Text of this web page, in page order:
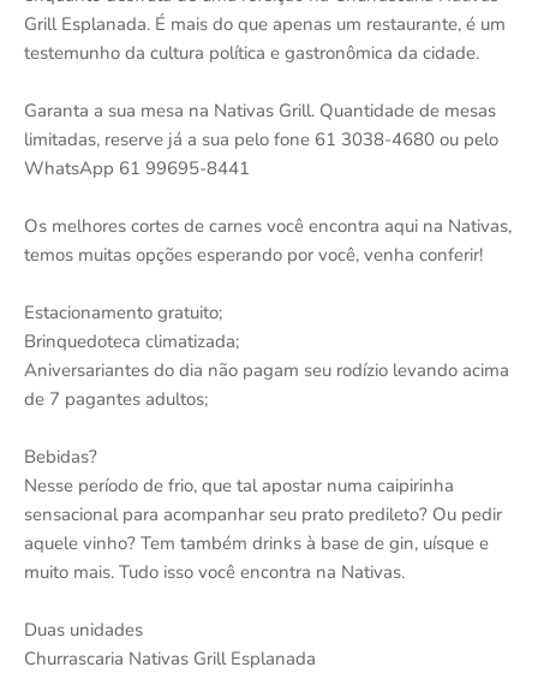
Grill Esplanada. É mais do que apenas um restaurante, é um
testemunho da cultura política e gastronômica da cidade.
Garanta a sua mesa na Nativas Grill. Quantidade de mesas
limitadas, reserve já a sua pelo fone 61 3038-4680 ou pelo
WhatsApp 61 99695-8441
Os melhores cortes de carnes você encontra aqui na Nativas,
temos muitas opções esperando por você, venha conferir!
Estacionamento gratuito;
Brinquedoteca climatizada;
Aniversariantes do dia não pagam seu rodízio levando acima
de 7 pagantes adultos;
Bebidas?
Nesse período de frio, que tal apostar numa caipirinha
sensacional para acompanhar seu prato predileto? Ou pedir
aquele vinho? Tem também drinks à base de gin, uísque e
muito mais. Tudo isso você encontra na Nativas.
Duas unidades
Churrascaria Nativas Grill Esplanada